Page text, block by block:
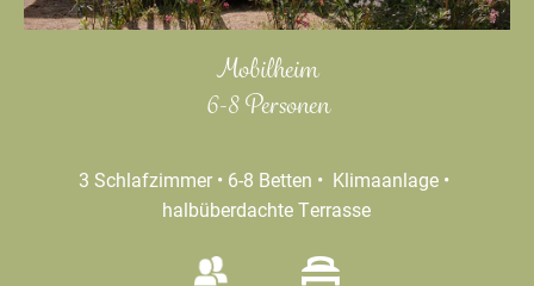
Mobilheim
6-8 Personen
3 Schlafzimmer • 6-8 Betten • Klimaanlage •
halbüberdachte Terrasse